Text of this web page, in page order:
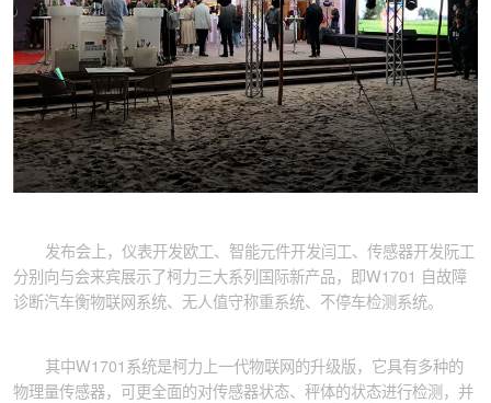
发布会上，仪表开发欧工、智能元件开发闫工、传感器开发阮工
分别向与会来宾展示了柯力三大系列国际新产品，即W1701 自故障
诊断汽车衡物联网系统、无人值守称重系统、不停车检测系统。
其中W1701系统是柯力上一代物联网的升级版，它具有多种的
物理量传感器，可更全面的对传感器状态、秤体的状态进行检测，并